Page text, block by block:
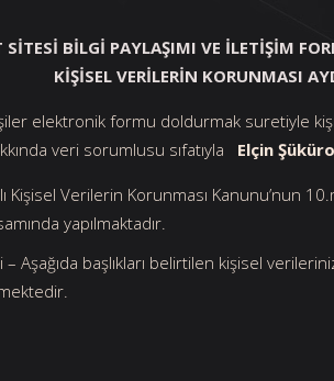
SİTESİ BİLGİ PAYLAŞIMI VE İLETİŞİM
KİŞİSEL VERİLERİN KORUNMASI
elektronik formu doldurmak suretiyle
veri sorumlusu sıfatıyla Elçin
Kişisel Verilerin Korunması Kanunu’nun
yapılmaktadır.
Aşağıda başlıkları belirtilen kişisel